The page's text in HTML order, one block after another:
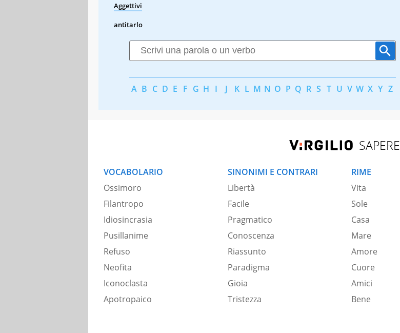
Aggettivi
antitarlo
A B C D E F G H I J K L M N O P Q R S T U V W X Y Z
SAPERE
VOCABOLARIO
Ossimoro
Filantropo
Idiosincrasia
Pusillanime
Refuso
Neofita
Iconoclasta
Apotropaico
SINONIMI E CONTRARI
Libertà
Facile
Pragmatico
Conoscenza
Riassunto
Paradigma
Gioia
Tristezza
RIME
Vita
Sole
Casa
Mare
Amore
Cuore
Amici
Bene